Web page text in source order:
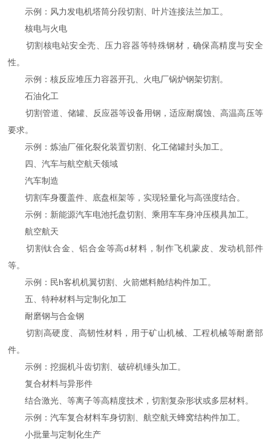
示例：风力发电机塔筒分段切割、叶片连接法兰加工。
核电与火电
切割核电站安全壳、压力容器等特殊钢材，确保高精度与安全
性。
示例：核反应堆压力容器开孔、火电厂锅炉钢架切割。
石油化工
切割管道、储罐、反应器等设备用钢，适应耐腐蚀、高温高压等
要求。
示例：炼油厂催化裂化装置切割、化工储罐封头加工。
四、汽车与航空航天领域
汽车制造
切割车身覆盖件、底盘框架等，实现轻量化与高强度结合。
示例：新能源汽车电池托盘切割、乘用车车身冲压模具加工。
航空航天
切割钛合金、铝合金等高d材料，制作飞机蒙皮、发动机部件
等。
示例：民h客机机翼切割、火箭燃料舱结构件加工。
五、特种材料与定制化加工
耐磨钢与合金钢
切割高硬度、高韧性材料，用于矿山机械、工程机械等耐磨部
件。
示例：挖掘机斗齿切割、破碎机锤头加工。
复合材料与异形件
结合激光、等离子等高精度技术，切割复杂形状或多层材料。
示例：汽车复合材料车身切割、航空航天蜂窝结构件加工。
小批量与定制化生产